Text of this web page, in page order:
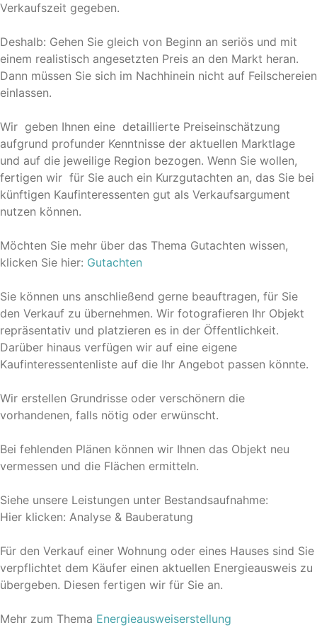
Verkaufszeit gegeben.
Deshalb: Gehen Sie gleich von Beginn an seriös und mit
einem realistisch angesetzten Preis an den Markt heran.
Dann müssen Sie sich im Nachhinein nicht auf Feilschereien
einlassen.
Wir geben Ihnen eine detaillierte Preiseinschätzung
aufgrund profunder Kenntnisse der aktuellen Marktlage
und auf die jeweilige Region bezogen. Wenn Sie wollen,
fertigen wir für Sie auch ein Kurzgutachten an, das Sie bei
künftigen Kaufinteressenten gut als Verkaufsargument
nutzen können.
Möchten Sie mehr über das Thema Gutachten wissen,
klicken Sie hier: Gutachten
Sie können uns anschließend gerne beauftragen, für Sie
den Verkauf zu übernehmen. Wir fotografieren Ihr Objekt
repräsentativ und platzieren es in der Öffentlichkeit.
Darüber hinaus verfügen wir auf eine eigene
Kaufinteressentenliste auf die Ihr Angebot passen könnte.
Wir erstellen Grundrisse oder verschönern die
vorhandenen, falls nötig oder erwünscht.
Bei fehlenden Plänen können wir Ihnen das Objekt neu
vermessen und die Flächen ermitteln.
Siehe unsere Leistungen unter Bestandsaufnahme:
Hier klicken: Analyse & Bauberatung
Für den Verkauf einer Wohnung oder eines Hauses sind Sie
verpflichtet dem Käufer einen aktuellen Energieausweis zu
übergeben. Diesen fertigen wir für Sie an.
Mehr zum Thema Energieausweiserstellung